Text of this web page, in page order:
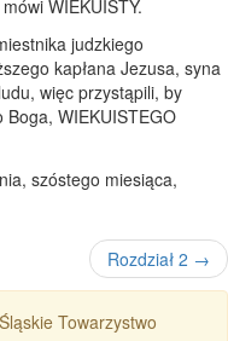
WIEKUISTY.
judzkiego
kapłana Jezusa, syna
więc przystąpili, by
Boga, WIEKUISTEGO
szóstego miesiąca,
Rozdział 2 →
Towarzystwo